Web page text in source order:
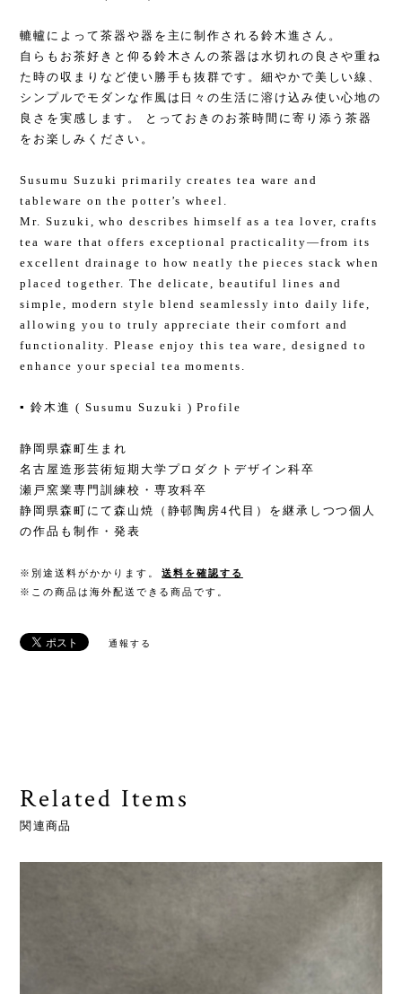
轆轤によって茶器や器を主に制作される鈴木進さん。
自らもお茶好きと仰る鈴木さんの茶器は水切れの良さや重ね
た時の収まりなど使い勝手も抜群です。細やかで美しい線、
シンプルでモダンな作風は日々の生活に溶け込み使い心地の
良さを実感します。 とっておきのお茶時間に寄り添う茶器
をお楽しみください。
Susumu Suzuki primarily creates tea ware and
tableware on the potter’s wheel.
Mr. Suzuki, who describes himself as a tea lover, crafts
tea ware that offers exceptional practicality—from its
excellent drainage to how neatly the pieces stack when
placed together. The delicate, beautiful lines and
simple, modern style blend seamlessly into daily life,
allowing you to truly appreciate their comfort and
functionality. Please enjoy this tea ware, designed to
enhance your special tea moments.
▪️ 鈴木進 ( Susumu Suzuki ) Profile
静岡県森町生まれ
名古屋造形芸術短期大学プロダクトデザイン科卒
瀬戸窯業専門訓練校・専攻科卒
静岡県森町にて森山焼（静邨陶房4代目）を継承しつつ個人
の作品も制作・発表
※別途送料がかかります。
送料を確認する
※この商品は海外配送できる商品です。
通報する
Related Items
関連商品